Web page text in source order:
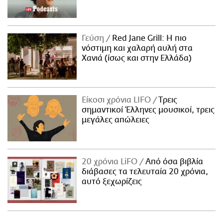
Γεύση
Red Jane Grill: Η πιο
νόστιμη και χαλαρή αυλή στα
Χανιά (ίσως και στην Ελλάδα)
Είκοσι χρόνια LIFO
Tρεις
σημαντικοί Έλληνες μουσικοί, τρεις
μεγάλες απώλειες
20 χρόνια LiFO
Από όσα βιβλία
διάβασες τα τελευταία 20 χρόνια,
αυτό ξεχωρίζεις